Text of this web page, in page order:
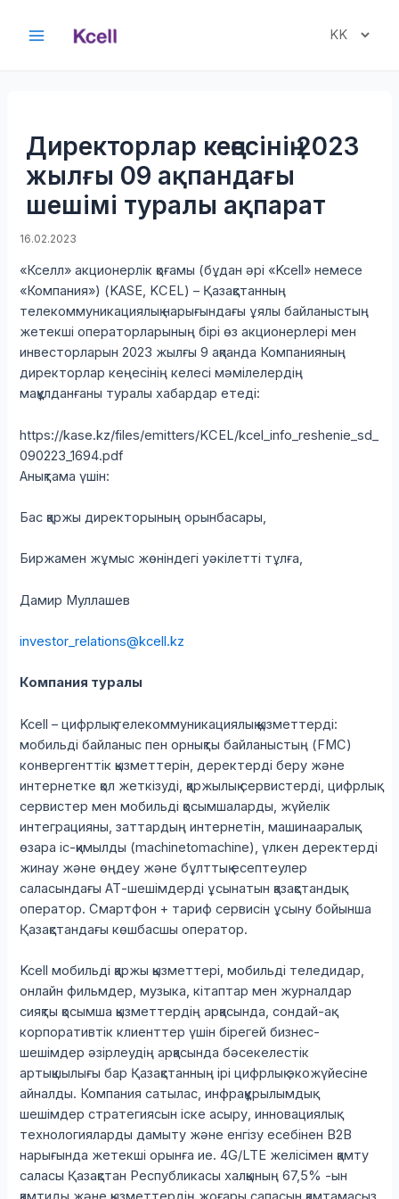
Choose
Директорлар кеңесінің 2023
жылғы 09 ақпандағы
шешімі туралы ақпарат
16.02.2023
«Кселл» акционерлік қоғамы (бұдан әрі «Kcell» немесе
«Компания») (KASE, KCEL) – Қазақстанның
телекоммуникациялық нарығындағы ұялы байланыстың
жетекші операторларының бірі өз акционерлері мен
инвесторларын 2023 жылғы 9 ақпанда Компанияның
директорлар кеңесінің келесі мәмілелердің
мақұлданғаны туралы хабардар етеді:
https://kase.kz/files/emitters/KCEL/kcel_info_reshenie_sd_
090223_1694.pdf
Анықтама үшін:
Бас қаржы директорының орынбасары,
Биржамен жұмыс жөніндегі уәкілетті тұлға,
Дамир Муллашев
investor_relations@kcell.kz
Компания туралы
Kcell – цифрлық телекоммуникациялық қызметтерді:
мобильді байланыс пен орнықты байланыстың (FMC)
конвергенттік қызметтерін, деректерді беру және
интернетке қол жеткізуді, қаржылық сервистерді, цифрлық
сервистер мен мобильді қосымшаларды, жүйелік
интеграцияны, заттардың интернетін, машинааралық
өзара іс-қимылды (machinetomachine), үлкен деректерді
жинау және өңдеу және бұлттық есептеулер
саласындағы АТ-шешімдерді ұсынатын қазақстандық
оператор. Смартфон + тариф сервисін ұсыну бойынша
Қазақстандағы көшбасшы оператор.
Kcell мобильді қаржы қызметтері, мобильді теледидар,
онлайн фильмдер, музыка, кітаптар мен журналдар
сияқты қосымша қызметтердің арқасында, сондай-ақ
корпоративтік клиенттер үшін бірегей бизнес-
шешімдер әзірлеудің арқасында бәсекелестік
артықшылығы бар Қазақстанның ірі цифрлық экожүйесіне
айналды. Компания сатылас, инфрақұрылымдық
шешімдер стратегиясын іске асыру, инновациялық
технологияларды дамыту және енгізу есебінен В2В
нарығында жетекші орынға ие. 4G/LTE желісімен қамту
саласы Қазақстан Республикасы халқының 67,5% -ын